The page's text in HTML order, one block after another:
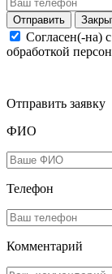
Согласен(-на) c
обработкой
Отправить заявку
ФИО
Телефон
Комментарий